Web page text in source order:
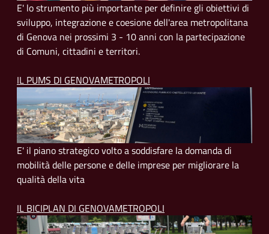
E' lo strumento più importante per definire gli obiettivi di
sviluppo, integrazione e coesione dell'area metropolitana
di Genova nei prossimi 3 - 10 anni con la partecipazione
di Comuni, cittadini e territori.
IL PUMS DI GENOVAMETROPOLI
E' il piano strategico volto a soddisfare la domanda di
mobilità delle persone e delle imprese per migliorare la
qualità della vita
IL BICIPLAN DI GENOVAMETROPOLI